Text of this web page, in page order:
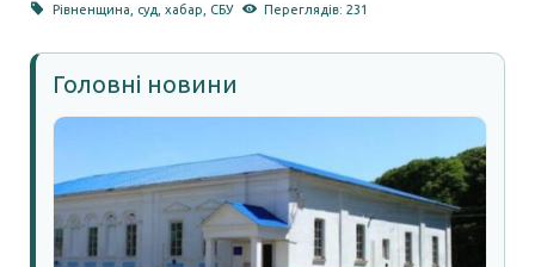
Рівненщина суд ,хабар СБУ Переглядів: 231
Головні новини